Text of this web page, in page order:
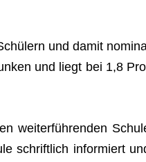
und damit
und liegt bei 1,8
wei­ter­füh­ren­den
schrift­lich infor­miert